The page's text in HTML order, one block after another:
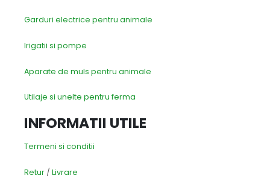
Garduri electrice pentru animale
Irigatii si pompe
Aparate de muls pentru animale
Utilaje si unelte pentru ferma
INFORMATII UTILE
Termeni si conditii
Retur / Livrare